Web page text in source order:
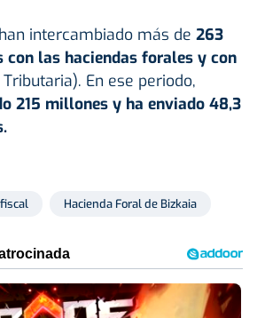
intercambiado más de 263
con las haciendas forales y con
En ese periodo,
215 millones y ha enviado 48,3
Hacienda Foral de Bizkaia